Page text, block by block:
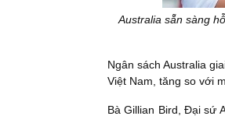
Australia sẵn sàng
Ngân sách Australia
Việt Nam, tăng so với
Bà Gillian Bird, Đại sứ